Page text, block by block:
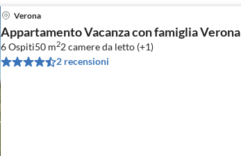
Verona
Appartamento Vacanza con famiglia Verona
6 Ospiti50 m22camere da letto (+1)
2 recensioni